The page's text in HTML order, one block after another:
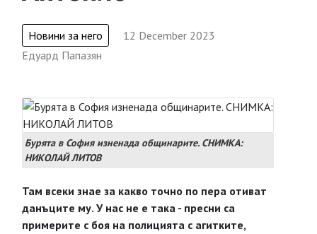
Новини за него
12 December 2023
Едуард Папазян
Бурята в София изненада общинарите. СНИМКА:
НИКОЛАЙ ЛИТОВ
Там всеки знае за какво точно по пера отиват
данъците му. У нас не е така - пресни са
примерите с боя на полицията с агитките,